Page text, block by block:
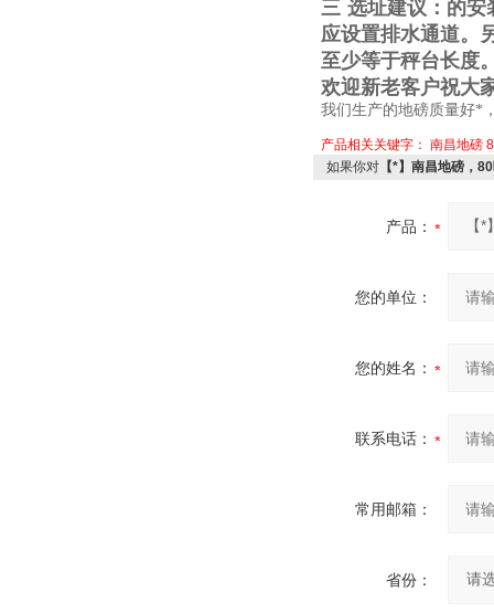
三 选址建议：的安
应设置排水通道。
至少等于秤台长度
欢迎新老客户祝大
我们生产的地磅质量好*
产品相关关键字： 南昌地磅
如果你对 【*】南昌地磅，
产品：
您的单位：
您的姓名：
联系电话：
常用邮箱：
省份：